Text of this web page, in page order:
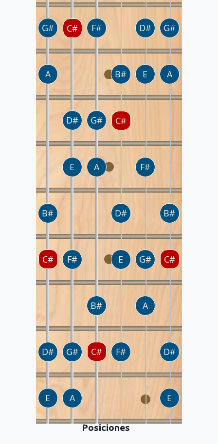
Posiciones